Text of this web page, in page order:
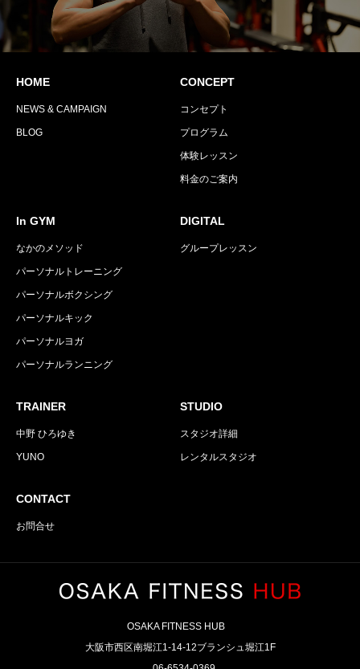
HOME
NEWS & CAMPAIGN
BLOG
CONCEPT
コンセプト
プログラム
体験レッスン
料金のご案内
In GYM
なかのメソッド
パーソナルトレーニング
パーソナルボクシング
パーソナルキック
パーソナルヨガ
パーソナルランニング
DIGITAL
グループレッスン
TRAINER
中野 ひろゆき
YUNO
STUDIO
スタジオ詳細
レンタルスタジオ
CONTACT
お問合せ
OSAKA FITNESS HUB
大阪市西区南堀江1-14-12ブランシュ堀江1F